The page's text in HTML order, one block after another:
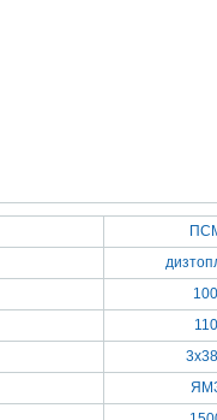
по цене производителя!
перекачивания пищевых
санитарно-
насосов ИРТЫШ
и
Растворосмеситель СКАУТ
100
110